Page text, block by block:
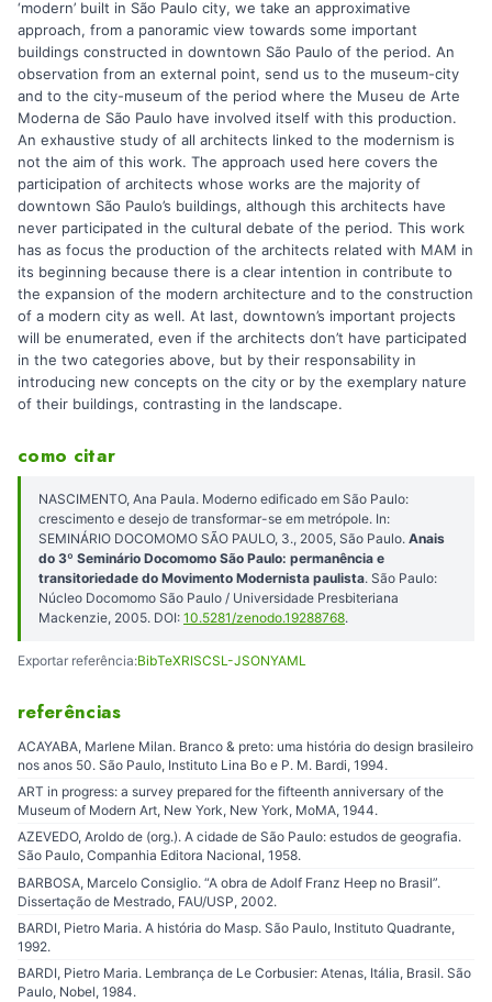
‘modern’ built in São Paulo city, we take an approximative
approach, from a panoramic view towards some important
buildings constructed in downtown São Paulo of the period. An
observation from an external point, send us to the museum-city
and to the city-museum of the period where the Museu de Arte
Moderna de São Paulo have involved itself with this production.
An exhaustive study of all architects linked to the modernism is
not the aim of this work. The approach used here covers the
participation of architects whose works are the majority of
downtown São Paulo’s buildings, although this architects have
never participated in the cultural debate of the period. This work
has as focus the production of the architects related with MAM in
its beginning because there is a clear intention in contribute to
the expansion of the modern architecture and to the construction
of a modern city as well. At last, downtown’s important projects
will be enumerated, even if the architects don’t have participated
in the two categories above, but by their responsability in
introducing new concepts on the city or by the exemplary nature
of their buildings, contrasting in the landscape.
como citar
NASCIMENTO, Ana Paula. Moderno edificado em São Paulo:
crescimento e desejo de transformar-se em metrópole. In:
SEMINÁRIO DOCOMOMO SÃO PAULO, 3., 2005, São Paulo. Anais
do 3º Seminário Docomomo São Paulo: permanência e
transitoriedade do Movimento Modernista paulista. São Paulo:
Núcleo Docomomo São Paulo / Universidade Presbiteriana
Mackenzie, 2005. DOI: 10.5281/zenodo.19288768.
Exportar referência:BibTeXRISCSL-JSONYAML
referências
ACAYABA, Marlene Milan. Branco & preto: uma história do design brasileiro
nos anos 50. São Paulo, Instituto Lina Bo e P. M. Bardi, 1994.
ART in progress: a survey prepared for the fifteenth anniversary of the
Museum of Modern Art, New York, New York, MoMA, 1944.
AZEVEDO, Aroldo de (org.). A cidade de São Paulo: estudos de geografia.
São Paulo, Companhia Editora Nacional, 1958.
BARBOSA, Marcelo Consiglio. “A obra de Adolf Franz Heep no Brasil”.
Dissertação de Mestrado, FAU/USP, 2002.
BARDI, Pietro Maria. A história do Masp. São Paulo, Instituto Quadrante,
1992.
BARDI, Pietro Maria. Lembrança de Le Corbusier: Atenas, Itália, Brasil. São
Paulo, Nobel, 1984.